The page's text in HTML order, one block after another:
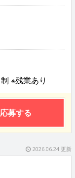
※残業あり
応募する
2026.06.24 更新